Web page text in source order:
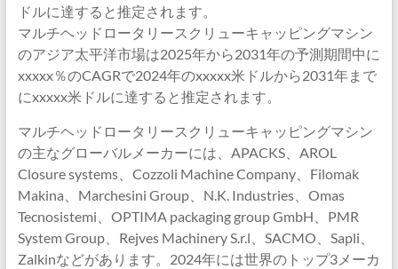
ドルに達すると推定されます。
マルチヘッドロータリースクリューキャッピングマシン
のアジア太平洋市場は2025年から2031年の予測期間中に
xxxxx％のCAGRで2024年のxxxxx米ドルから2031年まで
にxxxxx米ドルに達すると推定されます。
マルチヘッドロータリースクリューキャッピングマシン
の主なグローバルメーカーには、APACKS、AROL
Closure systems、Cozzoli Machine Company、Filomak
Makina、Marchesini Group、N.K. Industries、Omas
Tecnosistemi、OPTIMA packaging group GmbH、PMR
System Group、Rejves Machinery S.r.l、SACMO、Sapli、
Zalkinなどがあります。2024年には世界のトップ3メーカ